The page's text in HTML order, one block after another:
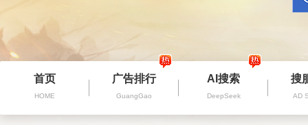
首页
HOME
广告排行
GuangGao
AI搜索
DeepSeek
搜
AD